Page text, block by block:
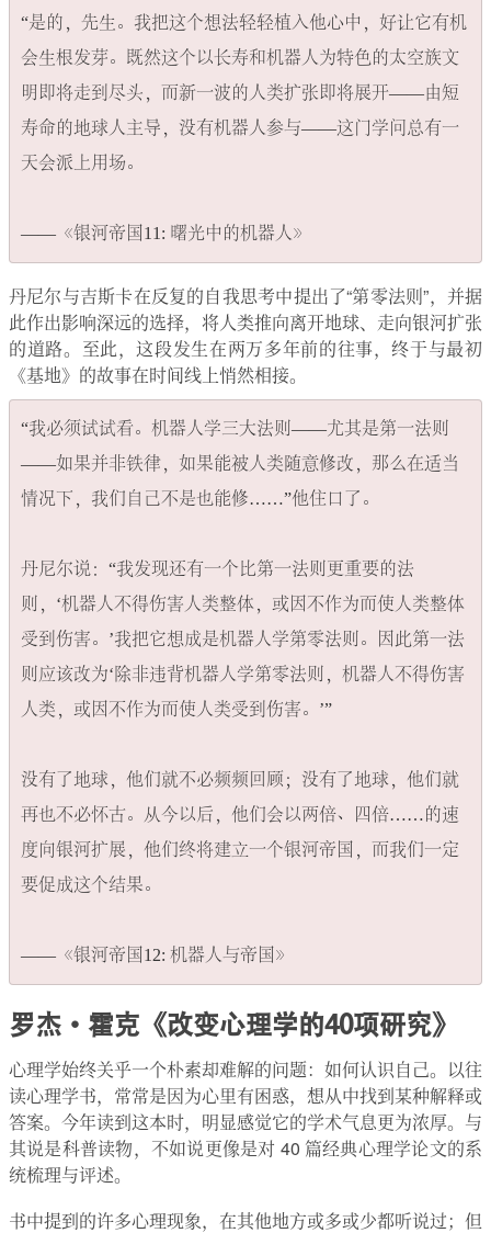
“是的，先生。我把这个想法轻轻植入他心中，好让它有机
会生根发芽。既然这个以长寿和机器人为特色的太空族文
明即将走到尽头，而新一波的人类扩张即将展开——由短
寿命的地球人主导，没有机器人参与——这门学问总有一
天会派上用场。
丹尼尔与吉斯卡在反复的自我思考中提出了“第零法则”，并据
此作出影响深远的选择，将人类推向离开地球、走向银河扩张
的道路。至此，这段发生在两万多年前的往事，终于与最初
《基地》的故事在时间线上悄然相接。
“我必须试试看。机器人学三大法则——尤其是第一法则
——如果并非铁律，如果能被人类随意修改，那么在适当
情况下，我们自己不是也能修……”他住口了。
丹尼尔说：“我发现还有一个比第一法则更重要的法
则，‘机器人不得伤害人类整体，或因不作为而使人类整体
受到伤害。’我把它想成是机器人学第零法则。因此第一法
则应该改为‘除非违背机器人学第零法则，机器人不得伤害
人类，或因不作为而使人类受到伤害。’”
没有了地球，他们就不必频频回顾；没有了地球，他们就
再也不必怀古。从今以后，他们会以两倍、四倍……的速
度向银河扩展，他们终将建立一个银河帝国，而我们一定
要促成这个结果。
罗杰·霍克《改变心理学的40项研究》
心理学始终关乎一个朴素却难解的问题：如何认识自己。以往
读心理学书，常常是因为心里有困惑，想从中找到某种解释或
答案。今年读到这本时，明显感觉它的学术气息更为浓厚。与
其说是科普读物，不如说更像是对 40 篇经典心理学论文的系
统梳理与评述。
书中提到的许多心理现象，在其他地方或多或少都听说过；但